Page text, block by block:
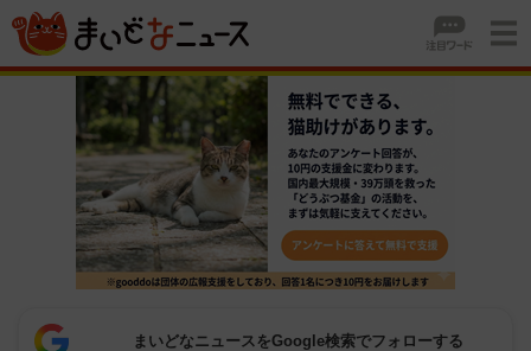
まいどなニュースをGoogle検索でフォローする